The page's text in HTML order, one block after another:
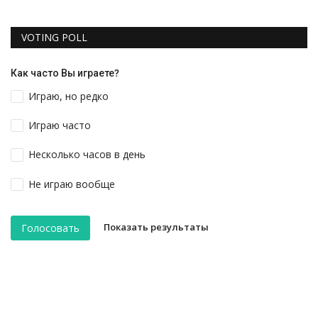
VOTING POLL
Как часто Вы играете?
Играю, но редко
Играю часто
Несколько часов в день
Не играю вообще
Голосовать Показать результаты